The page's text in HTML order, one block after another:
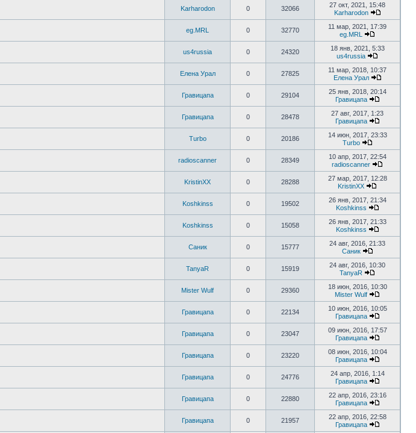
Karharodon 0 32066
27 окт, 2021, 15:48
Karharodon
eg.MRL 0 32770
11 мар, 2021, 17:39
eg.MRL
us4russia 0 24320
18 янв, 2021, 5:33
us4russia
Елена Урал 0 27825
11 мар, 2018, 10:37
Елена Урал
Гравицапа 0 29104
25 янв, 2018, 20:14
Гравицапа
Гравицапа 0 28478
27 авг, 2017, 1:23
Гравицапа
Turbo 0 20186
14 июн, 2017, 23:33
Turbo
radioscanner 0 28349
10 апр, 2017, 22:54
radioscanner
KristinXX 0 28288
27 мар, 2017, 12:28
KristinXX
Koshkinss 0 19502
26 янв, 2017, 21:34
Koshkinss
Koshkinss 0 15058
26 янв, 2017, 21:33
Koshkinss
Саник 0 15777
24 авг, 2016, 21:33
Саник
TanyaR 0 15919
24 авг, 2016, 10:30
TanyaR
Mister Wulf 0 29360
18 июн, 2016, 10:30
Mister Wulf
Гравицапа 0 22134
10 июн, 2016, 10:05
Гравицапа
Гравицапа 0 23047
09 июн, 2016, 17:57
Гравицапа
Гравицапа 0 23220
08 июн, 2016, 10:04
Гравицапа
Гравицапа 0 24776
24 апр, 2016, 1:14
Гравицапа
Гравицапа 0 22880
22 апр, 2016, 23:16
Гравицапа
Гравицапа 0 21957
22 апр, 2016, 22:58
Гравицапа